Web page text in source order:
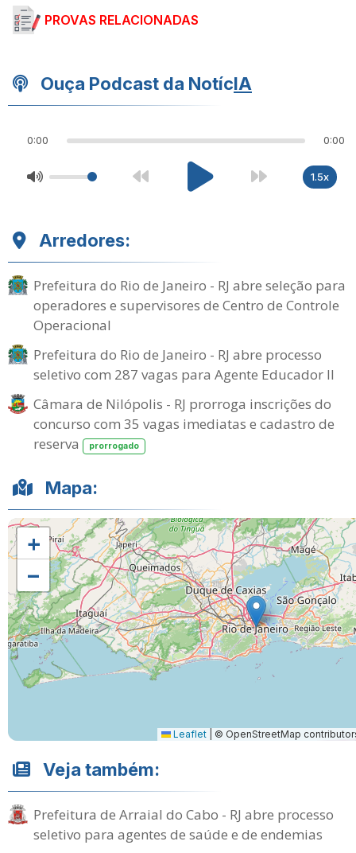
PROVAS RELACIONADAS
Ouça Podcast da NotícIA
0:00 0:00
1.5x
Arredores:
Prefeitura do Rio de Janeiro - RJ abre seleção para
operadores e supervisores de Centro de Controle
Operacional
Prefeitura do Rio de Janeiro - RJ abre processo
seletivo com 287 vagas para Agente Educador II
Câmara de Nilópolis - RJ prorroga inscrições do
concurso com 35 vagas imediatas e cadastro de
reserva
prorrogado
Mapa:
+
−
Leaflet © OpenStreetMap
Veja também:
Prefeitura de Arraial do Cabo - RJ abre processo
seletivo para agentes de saúde e de endemias